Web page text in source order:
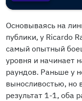
Основываясь на
публики, у Ricardo
самый опытный
уровня и начинает
раундов. Раньше у
выносливостью, но
результат 1-1, оба